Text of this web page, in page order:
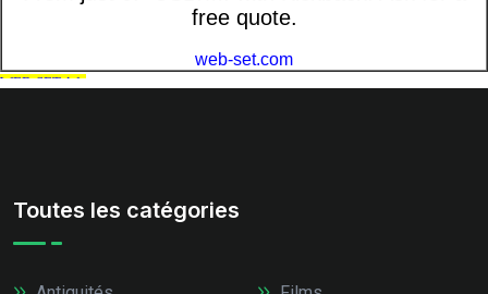
Toutes les catégories